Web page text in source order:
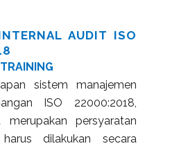
AUDIT ISO
sistem manajemen
ISO 22000:2018,
merupakan persyaratan
dilakukan secara